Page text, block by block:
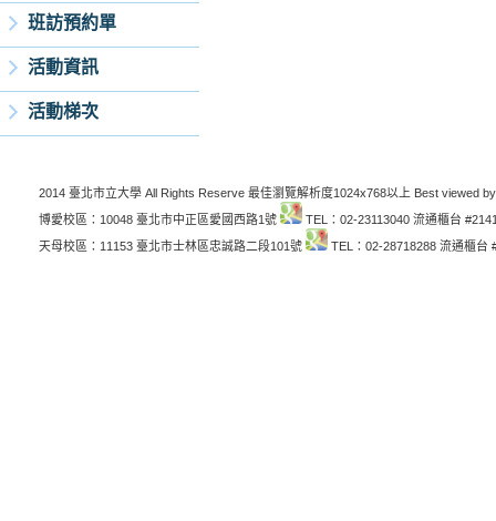
班訪預約單
活動資訊
活動梯次
2014 臺北市立大學 All Rights Reserve 最佳瀏覽解析度1024x768以上 Best viewed
博愛校區：10048 臺北市中正區愛國西路1號
TEL：02-23113040 流通櫃台
天母校區：11153 臺北市士林區忠誠路二段101號
TEL：02-28718288 流通櫃台